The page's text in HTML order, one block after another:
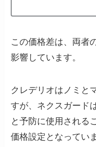
この価格差は、両者
影響しています。
クレデリオはノミと
すが、ネクスガード
と予防に使用される
価格設定となってい